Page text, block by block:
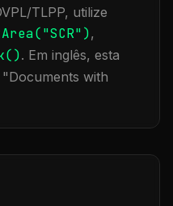
TLPP, utilize
SCR"),
. Em inglês, esta
Documents with